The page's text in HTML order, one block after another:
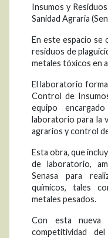
Insumos y
Sanidad Agraria
En este espacio se
residuos de
metales tóxicos en
El laboratorio
Control de
equipo
laboratorio para la
agrarios y control
Esta obra, que
de laboratorio,
Senasa para
químicos, tales
metales pesados.
Con esta nueva
competitividad